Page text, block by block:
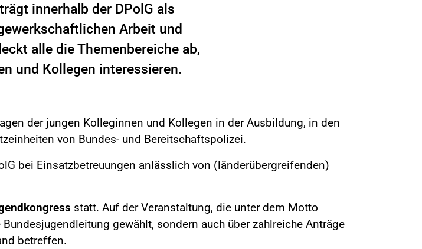
innerhalb der DPolG als
Arbeit und
alle die Themenbereiche ab,
und Kollegen interessieren.
der jungen Kolleginnen und Kollegen in der Ausbildung, in den
von Bundes- und Bereitschaftspolizei.
bei Einsatzbetreuungen anlässlich von (länderübergreifenden)
statt. Auf der Veranstaltung, die unter dem Motto
gewählt, sondern auch über zahlreiche Anträge
betreffen.